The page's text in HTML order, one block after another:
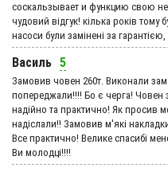
соскальзывает и функцию свою
чудовий вiдгук! кілька років тому
насоси були замінені за
Василь 5
Замовив човен 260т. Виконали
попереджали!!!! Бо є черга! Човен
надійно та практично! Як просив
надіслали!! Замовив м'які
Все практично! Велике спасибі
Ви молодці!!!!